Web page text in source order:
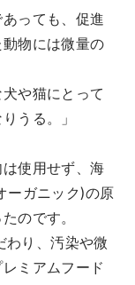
あっても、促進
物には微量の
や猫にとって
うる。」
使用せず、海
ーガニック)の原
のです。
わり、汚染や微
ミアムフード